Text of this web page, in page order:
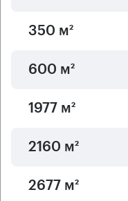
350 м²
600 м²
1977 м²
2160 м²
2677 м²